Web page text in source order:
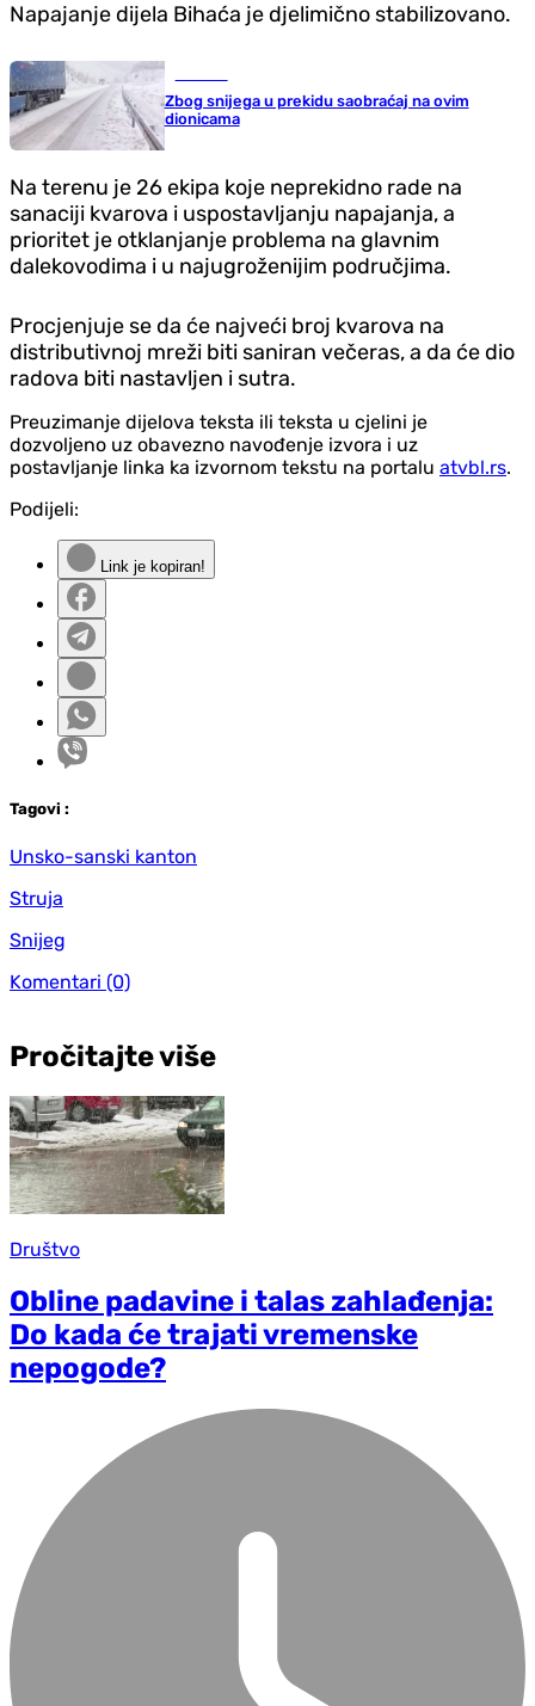
Napajanje dijela Bihaća je djelimično stabilizovano.
Zbog snijega u prekidu saobraćaj na ovim
dionicama
Na terenu je 26 ekipa koje neprekidno rade na
sanaciji kvarova i uspostavljanju napajanja, a
prioritet je otklanjanje problema na glavnim
dalekovodima i u najugroženijim područjima.
Procjenjuje se da će najveći broj kvarova na
distributivnoj mreži biti saniran večeras, a da će dio
radova biti nastavljen i sutra.
Preuzimanje dijelova teksta ili teksta u cjelini je
dozvoljeno uz obavezno navođenje izvora i uz
postavljanje linka ka izvornom tekstu na portalu atvbl.rs.
Podijeli:
Link je kopiran!
Tagovi :
Unsko-sanski kanton
Struja
Snijeg
Komentari (0)
Pročitajte više
Društvo
Obline padavine i talas zahlađenja:
Do kada će trajati vremenske
nepogode?